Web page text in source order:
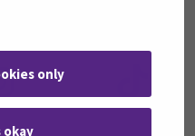
only
okay
MEDIASSA
mediassa:
Seuraa meitä